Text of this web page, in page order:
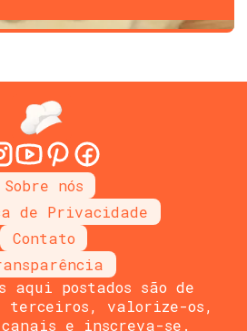
Sobre nós
de Privacidade
Contato
aqui postados são de
terceiros, valorize-os,
canais e inscreva-se.